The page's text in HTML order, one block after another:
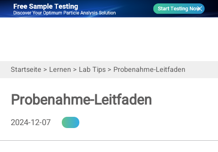
Startseite > Lernen > Lab Tips> Probenahme-Leitfaden
Probenahme-Leitfaden
2024-12-07